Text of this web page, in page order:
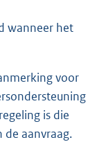
wanneer het
voor
is die
de aanvraag.